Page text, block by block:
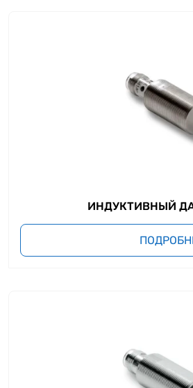
ИНДУКТИВНЫЙ